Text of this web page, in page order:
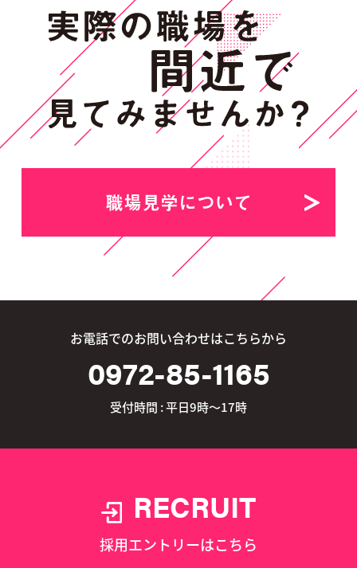
職場見学について
お電話でのお問い合わせはこちらから
0972-85-1165
受付時間 : 平日9時～17時
RECRUIT
採用エントリーはこちら